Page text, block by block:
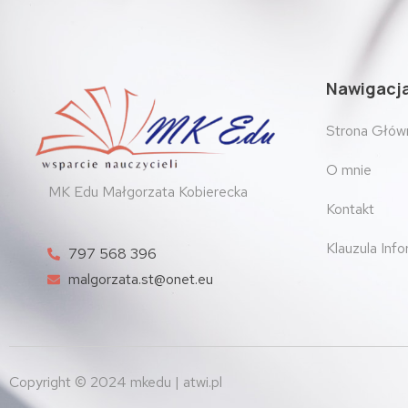
MK Edu Małgorzata Kobierecka
797 568 396
malgorzata.st@onet.eu
Strona
O mnie
Kontakt
Klauzula
Copyright © 2024 mkedu | atwi.pl